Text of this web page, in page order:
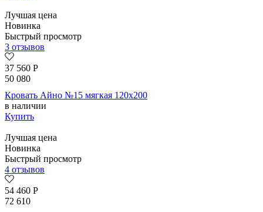
Лучшая цена
Новинка
Быстрый просмотр
3 отзывов
37 560 Р
50 080
Кровать Айно №15 мягкая 120х200
в наличии
Купить
Лучшая цена
Новинка
Быстрый просмотр
4 отзывов
54 460 Р
72 610